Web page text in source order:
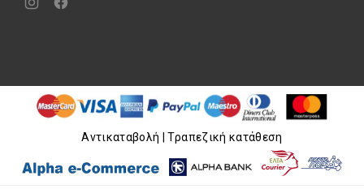
Νέο
Νέο
Aντικαταβολή | Τραπεζική κατάθεση